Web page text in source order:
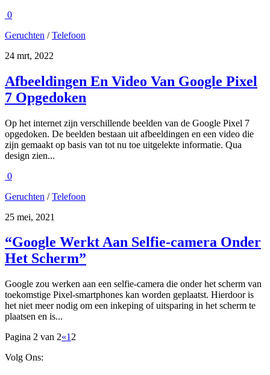
0
Geruchten /Telefoon
24 mrt, 2022
Afbeeldingen En Video Van Google Pixel
7 Opgedoken
Op het internet zijn verschillende beelden van de Google Pixel 7
opgedoken. De beelden bestaan uit afbeeldingen en een video die
zijn gemaakt op basis van tot nu toe uitgelekte informatie. Qua
design zien...
0
Geruchten /Telefoon
25 mei, 2021
“Google Werkt Aan Selfie-camera Onder
Het Scherm”
Google zou werken aan een selfie-camera die onder het scherm van
toekomstige Pixel-smartphones kan worden geplaatst. Hierdoor is
het niet meer nodig om een inkeping of uitsparing in het scherm te
plaatsen en is...
Pagina 2 van 2«1 2
Volg Ons: